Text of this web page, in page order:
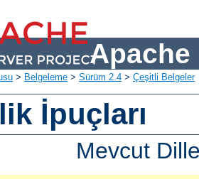
Apache
> Belgeleme > Sürüm 2.4 > Çeşitli Belgeler
İpuçları
Mevcut